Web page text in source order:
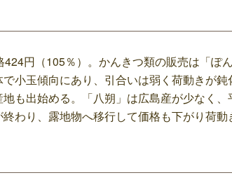
円（105％）。かんきつ類の販売は「ぽ
小玉傾向にあり、引合いは弱く荷動きが
も出始める。「八朔」は広島産が少なく
わり、露地物へ移行して価格も下がり荷動